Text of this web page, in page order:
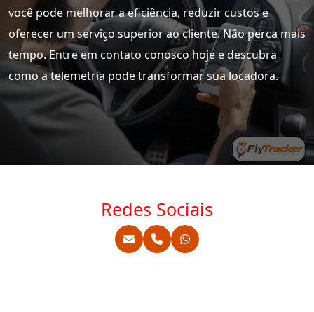
você pode melhorar a eficiência, reduzir custos e
oferecer um serviço superior ao cliente. Não perca mais
tempo. Entre em contato conosco hoje e descubra
como a telemetria pode transformar sua locadora.
Redes Sociais